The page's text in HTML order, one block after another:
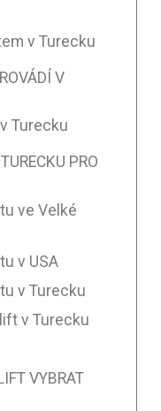
v Turecku
V
Turecku
PRO
ve Velké
v USA
v Turecku
v Turecku
VYBRAT